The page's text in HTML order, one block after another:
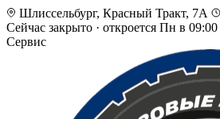
Шлиссельбург, Красный Тракт, 7А
Сейчас закрыто · откроется Пн в 09:00
Сервис